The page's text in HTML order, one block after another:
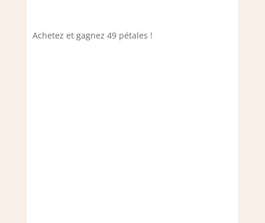
Achetez et gagnez 49 pétales !